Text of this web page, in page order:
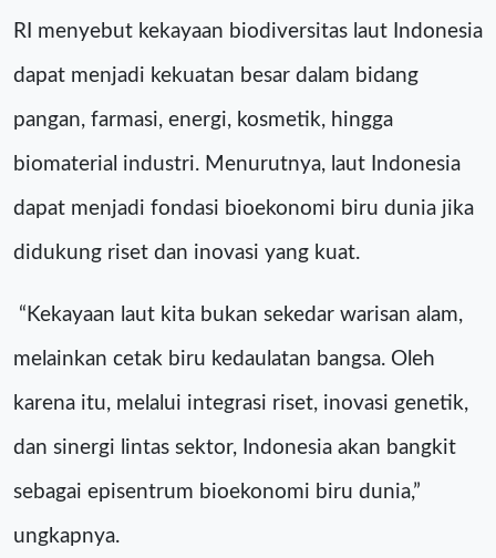
RI menyebut kekayaan biodiversitas laut Indonesia
dapat menjadi kekuatan besar dalam bidang
pangan, farmasi, energi, kosmetik, hingga
biomaterial industri. Menurutnya, laut Indonesia
dapat menjadi fondasi bioekonomi biru dunia jika
didukung riset dan inovasi yang kuat.
“Kekayaan laut kita bukan sekedar warisan alam,
melainkan cetak biru kedaulatan bangsa. Oleh
karena itu, melalui integrasi riset, inovasi genetik,
dan sinergi lintas sektor, Indonesia akan bangkit
sebagai episentrum bioekonomi biru dunia,”
ungkapnya.